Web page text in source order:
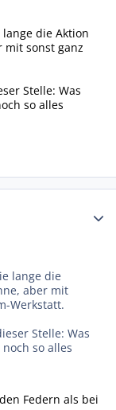
die Aktion
mit sonst ganz
Stelle: Was
so alles
lange die
aber mit
Werkstatt.
Stelle: Was
so alles
Federn als bei